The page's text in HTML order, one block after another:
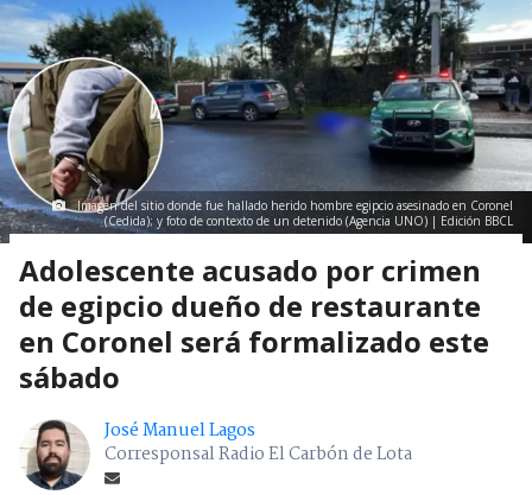
Imagen del sitio donde fue hallado herido hombre egipcio asesinado en Coronel
(Cedida); y foto de contexto de un detenido (Agencia UNO) | Edición BBCL
Adolescente acusado por crimen
de egipcio dueño de restaurante
en Coronel será formalizado este
sábado
José Manuel Lagos
Corresponsal Radio El Carbón de Lota